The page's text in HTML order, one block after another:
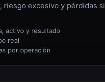
riesgo excesivo y pérdidas
activo y resultado
real
por operación